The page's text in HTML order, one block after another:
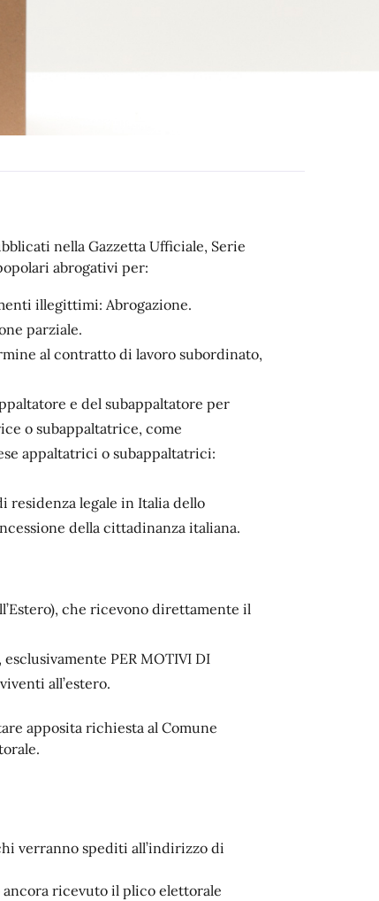
nella Gazzetta Ufficiale, Serie
abrogativi per:
illegittimi: Abrogazione.
parziale.
al contratto di lavoro subordinato,
e del subappaltatore per
o subappaltatrice, come
appaltatrici o subappaltatrici:
residenza legale in Italia dello
della cittadinanza italiana.
che ricevono direttamente il
esclusivamente PER MOTIVI DI
all’estero.
apposita richiesta al Comune
verranno spediti all’indirizzo di
ancora ricevuto il plico elettorale